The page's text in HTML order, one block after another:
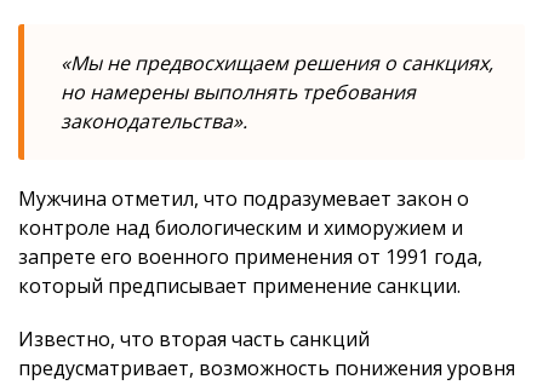
«Мы не предвосхищаем решения о санкциях,
но намерены выполнять требования
законодательства».
Мужчина отметил, что подразумевает закон о
контроле над биологическим и химоружием и
запрете его военного применения от 1991 года,
который предписывает применение санкции.
Известно, что вторая часть санкций
предусматривает, возможность понижения уровня